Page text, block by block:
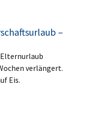
–
verlängert.
Eis.